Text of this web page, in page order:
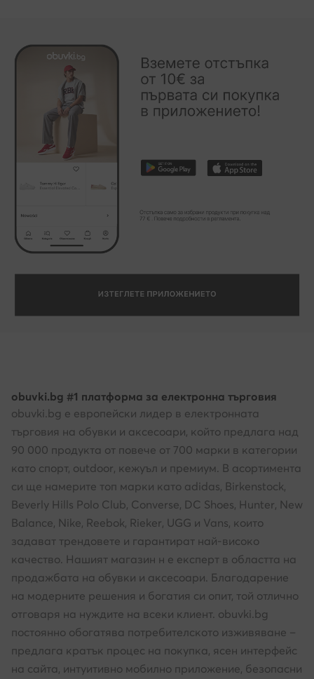
obuvki.bg #1 платформа за електронна търговия
obuvki.bg е европейски лидер в електронната
търговия на обувки и аксесоари, който предлага над
90 000 продукта от повече от 700 марки в категории
като спорт, outdoor, кежуъл и премиум. В асортимента
си ще намерите топ марки като adidas, Birkenstock,
Beverly Hills Polo Club, Converse, DC Shoes, Hunter, New
Balance, Nike, Reebok, Rieker, UGG и Vans, които
задават трендовете и гарантират най-високо
качество. Нашият магазин н е експерт в областта на
продажбата на обувки и аксесоари. Благодарение
на модерните решения и богатия си опит, той отлично
отговаря на нуждите на всеки клиент. obuvki.bg
постоянно обогатява потребителското изживяване –
предлага кратък процес на покупка, ясен интерфейс
на сайта, интуитивно мобилно приложение, безопасни